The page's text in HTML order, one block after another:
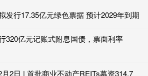
发行17.35亿元绿色票据 预计2029年到期
320亿元记账式附息国债，票面利率
2日 | 首批商业不动产REITs募资314.7